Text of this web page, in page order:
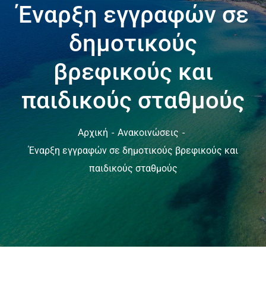
Έναρξη εγγραφών σε
δημοτικούς
βρεφικούς και
παιδικούς σταθμούς
Αρχική
Ανακοινώσεις
Έναρξη εγγραφών σε δημοτικούς βρεφικούς και
παιδικούς σταθμούς